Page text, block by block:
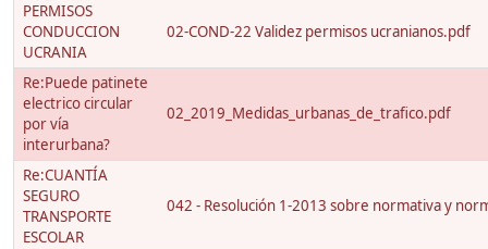
PERMISOS
CONDUCCION
UCRANIA
02-COND-22 Validez permisos ucranianos.pdf
Re:Puede patinete
electrico circular
por vía
interurbana?
02_2019_Medidas_urbanas_de_trafico.pdf
Re:CUANTÍA
SEGURO
TRANSPORTE
ESCOLAR
042 - Resolución 1-2013 sobre normativa y